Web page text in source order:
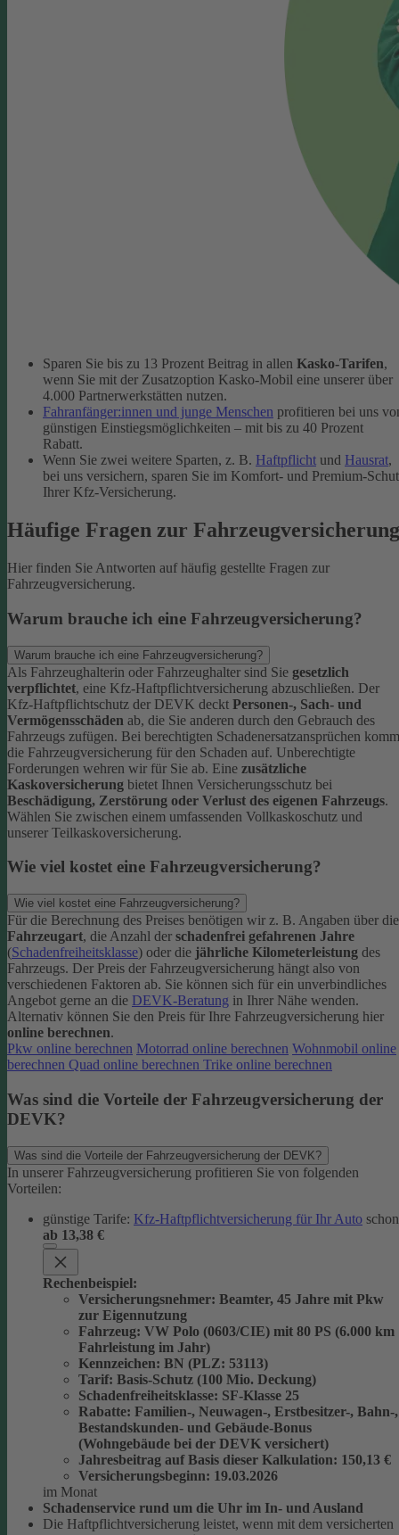
Sparen Sie bis zu 13 Prozent Beitrag in allen Kasko-Tarifen,
wenn Sie mit der Zusatzoption Kasko-Mobil eine unserer über
4.000 Partnerwerkstätten nutzen.
Fahranfänger:innen und junge Menschen profitieren bei uns
günstigen Einstiegsmöglichkeiten – mit bis zu 40 Prozent
Rabatt.
Wenn Sie zwei weitere Sparten, z. B. Haftpflicht und Hausrat,
bei uns versichern, sparen Sie im Komfort- und Premium-
Ihrer Kfz-Versicherung.
Häufige Fragen zur Fahrzeugversicherung
Hier finden Sie Antworten auf häufig gestellte Fragen zur
Fahrzeugversicherung.
Warum brauche ich eine Fahrzeugversicherung?
Warum brauche ich eine Fahrzeugversicherung?
Als Fahrzeughalterin oder Fahrzeughalter sind Sie gesetzlich
verpflichtet, eine Kfz-Haftpflichtversicherung abzuschließen. Der
Kfz-Haftpflichtschutz der DEVK deckt Personen-, Sach- und
Vermögensschäden ab, die Sie anderen durch den Gebrauch des
Fahrzeugs zufügen. Bei berechtigten Schadenersatzansprüchen
die Fahrzeugversicherung für den Schaden auf. Unberechtigte
Forderungen wehren wir für Sie ab. Eine zusätzliche
Kaskoversicherung bietet Ihnen Versicherungsschutz bei
Beschädigung, Zerstörung oder Verlust des eigenen Fahrzeugs.
Wählen Sie zwischen einem umfassenden Vollkaskoschutz und
unserer Teilkaskoversicherung.
Wie viel kostet eine Fahrzeugversicherung?
Wie viel kostet eine Fahrzeugversicherung?
Für die Berechnung des Preises benötigen wir z. B. Angaben über die
Fahrzeugart, die Anzahl der schadenfrei gefahrenen Jahre
(Schadenfreiheitsklasse) oder die jährliche Kilometerleistung des
Fahrzeugs. Der Preis der Fahrzeugversicherung hängt also von
verschiedenen Faktoren ab. Sie können sich für ein unverbindliches
Angebot gerne an die DEVK-Beratung in Ihrer Nähe wenden.
Alternativ können Sie den Preis für Ihre Fahrzeugversicherung hier
online berechnen.
Pkw online berechnen Motorrad online berechnen Wohnmobil online
berechnen Quad online berechnen Trike online berechnen
Was sind die Vorteile der Fahrzeugversicherung der
DEVK?
Was sind die Vorteile der Fahrzeugversicherung der DEVK?
In unserer Fahrzeugversicherung profitieren Sie von folgenden
Vorteilen:
günstige Tarife: Kfz-Haftpflichtversicherung für Ihr Auto schon
ab 13,38 €
Rechenbeispiel:
Versicherungsnehmer: Beamter, 45 Jahre mit Pkw
zur Eigennutzung
Fahrzeug: VW Polo (0603/CIE) mit 80 PS (6.000 km
Fahrleistung im Jahr)
Kennzeichen: BN (PLZ: 53113)
Tarif: Basis-Schutz (100 Mio. Deckung)
Schadenfreiheitsklasse: SF-Klasse 25
Rabatte: Familien-, Neuwagen-, Erstbesitzer-, Bahn-,
Bestandskunden- und Gebäude-Bonus
(Wohngebäude bei der DEVK versichert)
Jahresbeitrag auf Basis dieser Kalkulation: 150,13 €
Versicherungsbeginn: 19.03.2026
im Monat
Schadenservice rund um die Uhr im In- und Ausland
Die Haftpflichtversicherung leistet, wenn mit dem versicherten